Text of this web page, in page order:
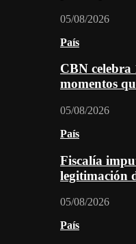
05/08/2026
País
CBN celebra
momentos
05/08/2026
País
Fiscalía
legitimación
05/08/2026
País